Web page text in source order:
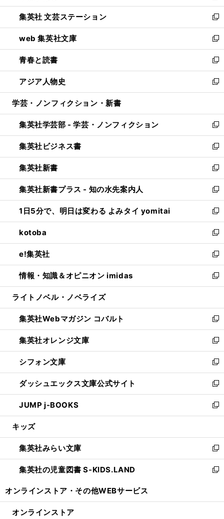
開
く
ウ
ィ
ン
ド
ウ
で
開
く
し
い
ウ
ィ
ン
ド
ウ
で
開
集英社 文芸ステーション
新
し
い
ウ
ィ
ン
ド
ウ
開
く
web 集英社文庫
新
し
い
ウ
ィ
ン
ウ
で
開
く
青春と読書
新
し
い
ウ
ン
ド
ウ
で
開
く
アジア人物史
新
し
ウ
ィ
ン
ド
ウ
で
開
く
学芸・ノンフィクション・新書
集英社学芸部 - 学芸・ノンフィクション
新
し
い
ウ
ィ
ン
ド
ウ
で
開
く
集英社ビジネス書
新
し
い
ウ
ィ
ン
ド
ウ
で
開
く
集英社新書
新
し
い
ウ
ィ
ン
ド
ウ
で
開
く
集英社新書プラス - 知の水先案内人
新
し
い
ウ
ィ
ン
ド
ウ
で
開
1日5分で、明日は変わる よみタイ yomitai
新
し
い
ウ
ィ
ン
ド
ウ
開
く
kotoba
新
し
い
ウ
ィ
ン
ウ
で
開
く
e!集英社
新
し
い
ウ
ン
ド
ウ
で
開
く
情報・知識＆オピニオン imidas
新
し
ウ
ィ
ン
ド
ウ
で
開
く
ライトノベル・ノベライズ
集英社Webマガジン コバルト
新
し
い
ウ
ィ
ン
ド
ウ
で
開
集英社オレンジ文庫
新
し
い
ウ
ィ
ン
ド
ウ
開
く
シフォン文庫
新
し
い
ウ
ィ
ン
ウ
で
開
く
ダッシュエックス文庫公式サイト
新
し
い
ウ
ン
ド
ウ
で
JUMP j-BOOKS
新
し
ウ
ィ
ン
ド
開
キッズ
集英社みらい文庫
新
し
い
ン
集英社の児童図書 S-KIDS.LAND
新
ウ
オンラインストア・ その他WEBサービス
オンラインストア